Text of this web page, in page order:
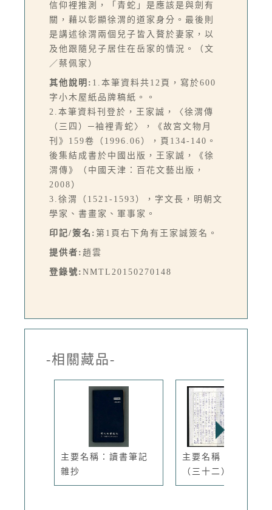
信仰裡推測，「青蛇」是應該是與劍有
關，藉以彰顯徐渭的道家身分。最後則
是講述徐渭兩個兒子皆入贅於妻家，以
及他跟隨兒子居住在岳家的情況。（文
／蔡佩家）
其他說明: 1.本筆資料共12頁，寫於600
字小木屋紙品牌稿紙。。
2.本筆資料刊登於，王家誠，〈徐渭傳
（三四）─袖裡青蛇〉，《故宮文物月
刊》159卷（1996.06），頁134-140。
後集結成書於中國出版，王家誠，《徐
渭傳》（中國天津：百花文藝出版，
2008）
3.徐渭（1521-1593），字文長，明朝文
學家、書畫家、軍事家。
印記/簽名: 第1頁右下角有王家誠簽名。
提供者: 趙雲
登錄號: NMTL20150270148
-相關藏品-
主要名稱：讀書筆記
雜抄
主要名稱：明四家傳
（三十二）...